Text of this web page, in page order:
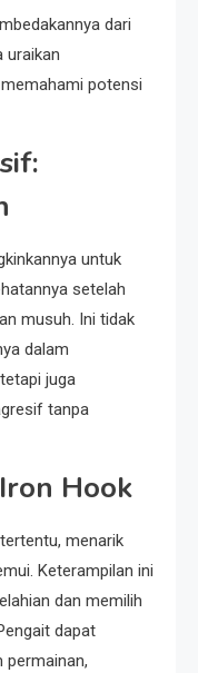
dari
uraikan
potensi
untuk
setelah
musuh. Ini tidak
dalam
juga
tanpa
Hook
menarik
Keterampilan ini
dan memilih
dapat
permainan,